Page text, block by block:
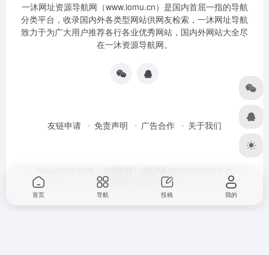
一沐网址资源导航网（www.iomu.cn）是国内首屈一指的导航
分类平台，收录国内外各类型网站供网友检索，一沐网址导航
致力于为广大用户推荐各行各业优秀网站，国内外网站大全尽
在一沐资源导航网。
友链申请 免责声明 广告合作 关于我们
OneNav 强力驱动
首页 导航 投稿 我的